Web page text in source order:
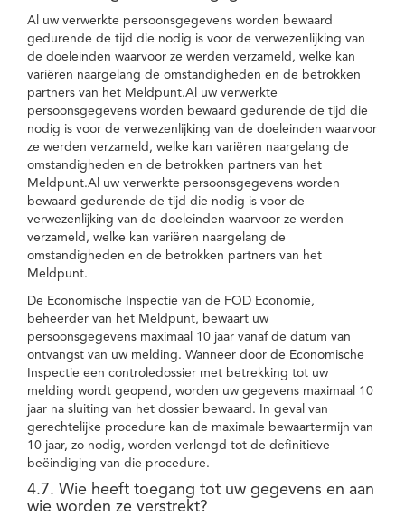
Al uw verwerkte persoonsgegevens worden bewaard
gedurende de tijd die nodig is voor de verwezenlijking van
de doeleinden waarvoor ze werden verzameld, welke kan
variëren naargelang de omstandigheden en de betrokken
partners van het Meldpunt.Al uw verwerkte
persoonsgegevens worden bewaard gedurende de tijd die
nodig is voor de verwezenlijking van de doeleinden waarvoor
ze werden verzameld, welke kan variëren naargelang de
omstandigheden en de betrokken partners van het
Meldpunt.Al uw verwerkte persoonsgegevens worden
bewaard gedurende de tijd die nodig is voor de
verwezenlijking van de doeleinden waarvoor ze werden
verzameld, welke kan variëren naargelang de
omstandigheden en de betrokken partners van het
Meldpunt.
De Economische Inspectie van de FOD Economie,
beheerder van het Meldpunt, bewaart uw
persoonsgegevens maximaal 10 jaar vanaf de datum van
ontvangst van uw melding. Wanneer door de Economische
Inspectie een controledossier met betrekking tot uw
melding wordt geopend, worden uw gegevens maximaal 10
jaar na sluiting van het dossier bewaard. In geval van
gerechtelijke procedure kan de maximale bewaartermijn van
10 jaar, zo nodig, worden verlengd tot de definitieve
beëindiging van die procedure.
4.7. Wie heeft toegang tot uw gegevens en aan
wie worden ze verstrekt?